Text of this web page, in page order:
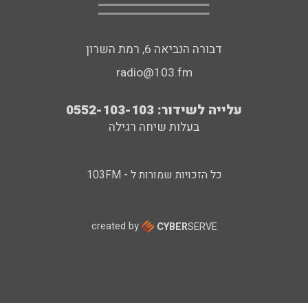
דבורה הנביאה 6, רמת השרון
radio@103.fm
עלייה לשידור: 0552-103-103
בעלות שיחה רגילה
כל הזכויות שמורות ל - 103FM
created by CYBERSERVE